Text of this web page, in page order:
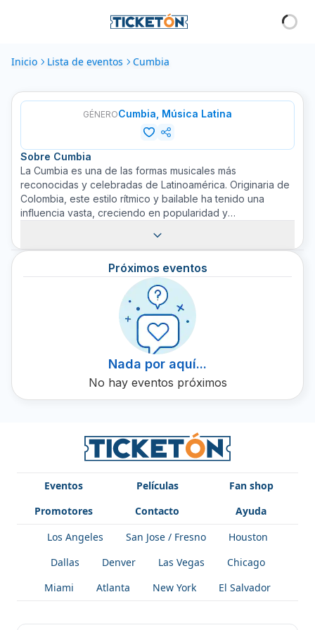
Inicio Lista de eventos Cumbia
GÉNEROCumbia, Música Latina
Sobre Cumbia
La Cumbia es una de las formas musicales más
reconocidas y celebradas de Latinoamérica. Originaria de
Colombia, este estilo rítmico y bailable ha tenido una
influencia vasta, creciendo en popularidad y
regiones latinas. Cumbia es conocida por su ritmo
hipnótico y alegre que invita a moverse al ritmo. A través
del tiempo, Cumbia ha trascendido fronteras y se ha
convertido en sinónimo de celebración latinoamericana,
siendo considerada un elemento distintivo en la cultura
latina. La exploración de este ritmo por parte de diversos
artistas ha permitido que se fusionen nuevas tendencias,
dando lugar a subgéneros como Cumbia Villera, Cumbia
Andina y Cumbia Sonidera. Consigue tu boleto para
disfrutar del ritmo contagioso de Cumbia en Ticketón.
Próximos eventos
Nada por aquí...
No hay eventos próximos
Eventos Películas
Fan shop
Promotores
Contacto
Ayuda
Los Angeles
San Jose / Fresno
Houston
Dallas
Denver Las Vegas
Chicago
Miami
Atlanta New York El Salvador